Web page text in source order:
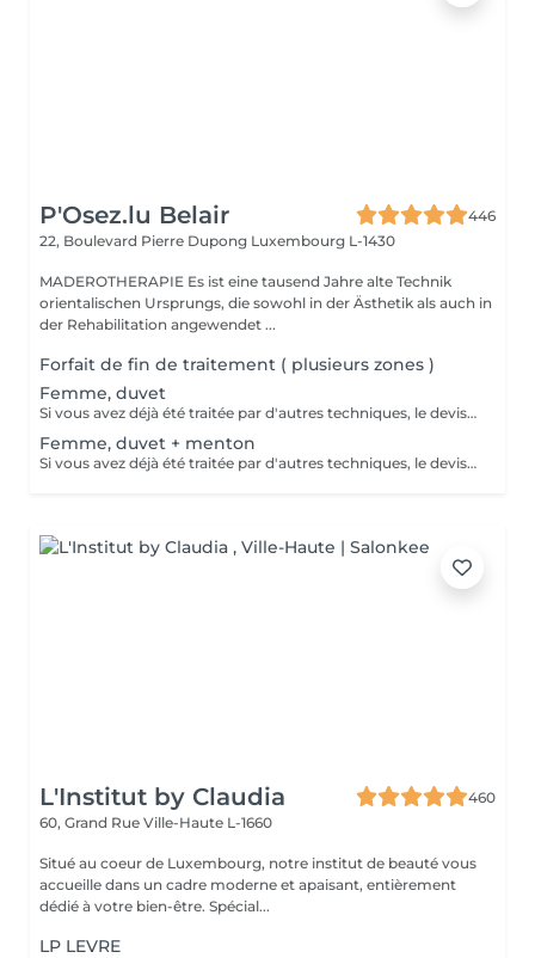
P'Osez.lu Belair
446
22, Boulevard Pierre Dupong Luxembourg L-1430
MADEROTHERAPIE Es ist eine tausend Jahre alte Technik
orientalischen Ursprungs, die sowohl in der Ästhetik als auch in
der Rehabilitation angewendet ...
Forfait de fin de traitement ( plusieurs zones )
Femme, duvet
Si vous avez déjà été traitée par d'autres techniques, le devis devra être adapté à votre situation. (75 par quart d'heure)
Femme, duvet + menton
Si vous avez déjà été traitée par d'autres techniques, le devis devra être adapté à votre situation. (75 par quart d'heure)
L'Institut by Claudia
460
60, Grand Rue Ville-Haute L-1660
Situé au coeur de Luxembourg, notre institut de beauté vous
accueille dans un cadre moderne et apaisant, entièrement
dédié à votre bien-être. Spécial...
LP LEVRE